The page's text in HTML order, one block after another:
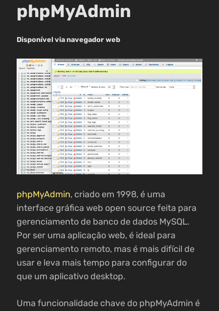
phpMyAdmin
Disponível via navegador web
phpMyAdmin, criado em 1998, é uma
interface gráfica web open source feita para
gerenciamento de banco de dados MySQL.
Por ser uma aplicação web, é ideal para
gerenciamento remoto, mas é mais difícil de
usar e leva mais tempo para configurar do
que um aplicativo desktop.
Uma funcionalidade chave do phpMyAdmin é